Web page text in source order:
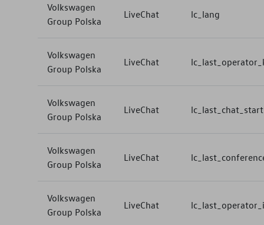
Volkswagen
Group Polska
LiveChat lc_lang
Volkswagen
Group Polska
LiveChat
Volkswagen
Group Polska
LiveChat
Volkswagen
Group Polska
LiveChat
Volkswagen
Group Polska
LiveChat